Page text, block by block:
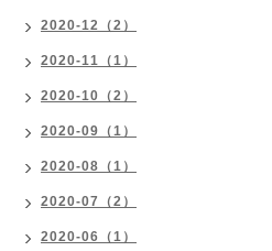
2020-12（2）
2020-11（1）
2020-10（2）
2020-09（1）
2020-08（1）
2020-07（2）
2020-06（1）